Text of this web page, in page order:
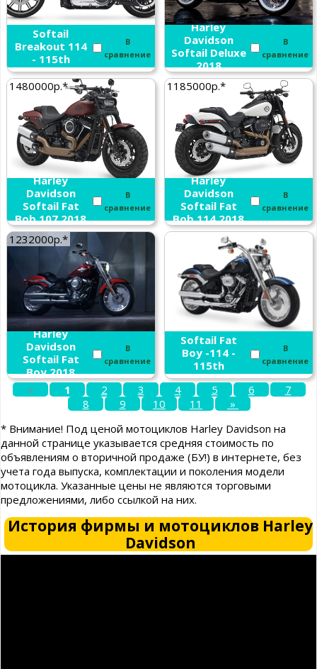
Harley
Davidson
Softail
Breakout 114
- 115th
Annivarsary
2018
В
сравнение
Harley
Davidson
Softail Deluxe
2018
В
сравнение
1480000р.*
Harley
Davidson
Softail Fat
Bob 107 2018
В
сравнение
1185000р.*
Harley
Davidson
Softail Fat
Bob 114 2018
В
сравнение
1232000р.*
Harley
Davidson
Softail Fat
Boy 2018
В
сравнение
Harley
Softail Fat
Boy -114 -
115th
Anniversary
2018
В
сравнение
« 1 2 3 4 5 6
7
8
9 10 11
»
* Внимание! Под ценой мотоциклов Harley Davidson на
данной странице указывается средняя стоимость по
объявлениям о вторичной продаже (БУ!) в интернете, без
учета года выпуска, комплектации и поколения модели
мотоцикла. Указанные цены не являются торговыми
предложениями, либо ссылкой на них.
История фирмы и мотоциклов Harley
Davidson